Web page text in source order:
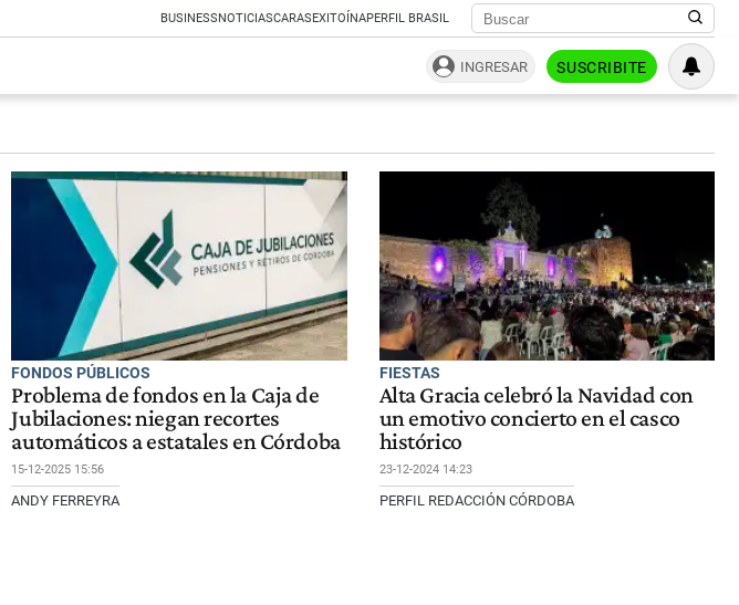
BUSINESSNOTICIASCARASEXITOÍNAPERFIL BRASIL
INGRESAR SUSCRIBITE
FONDOS PÚBLICOS
Problema de fondos en la Caja de
Jubilaciones: niegan recortes
automáticos a estatales en Córdoba
15-12-2025 15:56
ANDY FERREYRA
FIESTAS
Alta Gracia celebró la Navidad con
un emotivo concierto en el casco
histórico
23-12-2024 14:23
PERFIL REDACCIÓN CÓRDOBA